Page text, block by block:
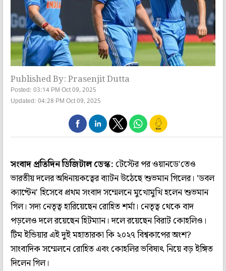
Published By: Prasenjit Dutta
Posted: 03:14 PM Oct 09, 2025
Updated: 04:28 PM Oct 09, 2025
সংবাদ প্রতিদিন ডিজিটাল ডেস্ক:টেস্টের পর ওয়ানডে'তেও
ভারতীয় দলের অধিনায়কত্বের ব্যাটন উঠেছে শুভমান গিলের। 'ডবল
ক্যাপ্টেন' হিসেবে প্রথম সংবাদ সম্মেলনে মুখোমুখি হলেন শুভমান
গিল। সদ্য নেতৃত্ব হারিয়েছেন রোহিত শর্মা। নেতৃত্ব থেকে বাদ
পড়লেও দলে রয়েছেন হিটম্যান। দলে রয়েছেন বিরাট কোহলিও।
টিম ইন্ডিয়ার এই দুই মহাতারকা কি ২০২৭ বিশ্বকাপের অংশ?
সাংবাদিক সম্মেলনে রোহিত এবং কোহলির ভবিষ্যৎ নিয়ে বড় ইঙ্গিত
দিলেন গিল।